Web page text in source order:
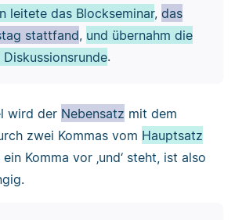
leitete das Blockseminar, das
stattfand, und übernahm die
.
wird der Nebensatz mit dem
zwei Kommas vom Hauptsatz
Komma vor ‚und‘ steht, ist also